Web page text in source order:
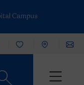
superior